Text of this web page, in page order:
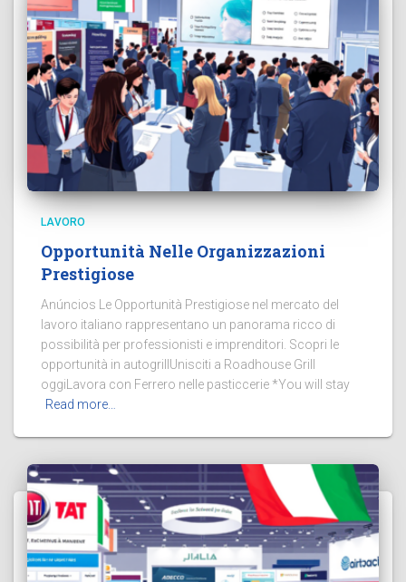
LAVORO
Opportunità Nelle Organizzazioni
Prestigiose
Anúncios Le Opportunità Prestigiose nel mercato del
lavoro italiano rappresentano un panorama ricco di
possibilità per professionisti e imprenditori. Scopri le
opportunità in autogrillUnisciti a Roadhouse Grill
oggiLavora con Ferrero nelle pasticcerie *You will stay
Read more…